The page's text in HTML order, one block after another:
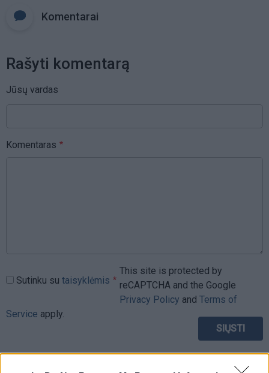
Komentarai
Rašyti komentarą
Jūsų vardas
Komentaras
Sutinku su taisyklėmis
This site is protected by
reCAPTCHA and the Google
Privacy Policy and Terms of
Service apply.